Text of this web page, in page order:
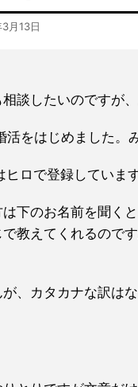
月13日
談したいのですが
をはじめました。
ロで登録しています
下のお名前を聞く
教えてくれるので
、カタカナな訳は